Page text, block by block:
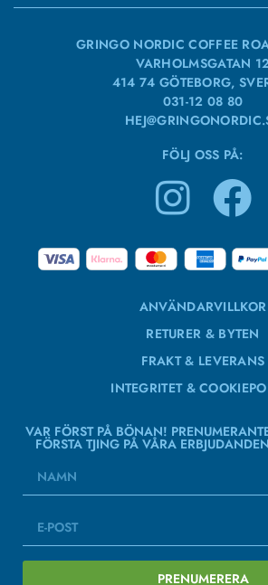
GRINGO NORDIC COFFEE
VARHOLMSGATAN 12
414 74 GÖTEBORG,
031-12 08 80
FÖLJ OSS PÅ:
ANVÄNDARVILLKOR
RETURER & BYTEN
FRAKT & LEVERANS
INTEGRITET &
VAR FÖRST PÅ BÖNAN!
FÖRSTA TJING PÅ VÅRA
PRENUMERERA